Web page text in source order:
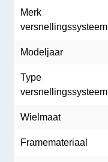
Merk
versnellingssysteem
Modeljaar
Type
versnellingssysteem
Wielmaat
Framemateriaal